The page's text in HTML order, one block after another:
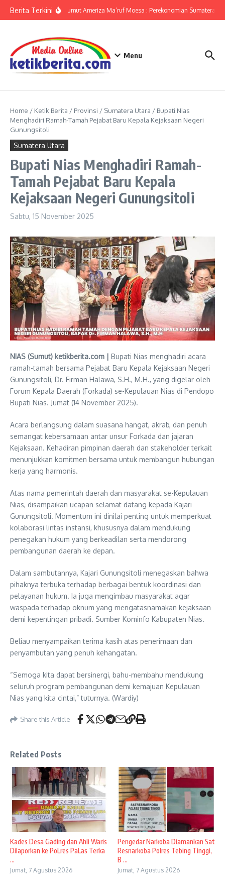
Berita TerkiniKPwBI Sumut Ameriza Ma’ruf Moesa : Perekonomian Sumatera
Menu
Home / Ketik Berita / Provinsi / Sumatera Utara / Bupati Nias
Menghadiri Ramah-Tamah Pejabat Baru Kepala Kejaksaan Negeri
Gunungsitoli
Sumatera Utara
Bupati Nias Menghadiri Ramah-
Tamah Pejabat Baru Kepala
Kejaksaan Negeri Gunungsitoli
Sabtu, 15 November 2025
NIAS (Sumut) ketikberita.com | Bupati Nias menghadiri acara
ramah-tamah bersama Pejabat Baru Kepala Kejaksaan Negeri
Gunungsitoli, Dr. Firman Halawa, S.H., M.H., yang digelar oleh
Forum Kepala Daerah (Forkada) se-Kepulauan Nias di Pendopo
Bupati Nias. Jumat (14 November 2025).
Acara berlangsung dalam suasana hangat, akrab, dan penuh
semangat kebersamaan antar unsur Forkada dan jajaran
Kejaksaan. Kehadiran pimpinan daerah dan stakeholder terkait
menunjukkan komitmen bersama untuk membangun hubungan
kerja yang harmonis.
Atas nama pemerintah daerah dan masyarakat se-Kepulauan
Nias, disampaikan ucapan selamat datang kepada Kajari
Gunungsitoli. Momentum ini dinilai penting untuk memperkuat
kolaborasi lintas instansi, khususnya dalam mendukung
penegakan hukum yang berkeadilan serta mendorong
pembangunan daerah ke depan.
Dalam sambutannya, Kajari Gunungsitoli menegaskan bahwa
pihaknya terbuka terhadap berbagai bentuk koordinasi dan
pelayanan hukum. Ia juga mengimbau masyarakat agar
waspada terhadap oknum yang mengatasnamakan kejaksaan
demi kepentingan pribadi. Sumber Kominfo Kabupaten Nias.
Beliau menyampaikan terima kasih atas penerimaan dan
penyambutan yang penuh kehangatan.
“Semoga kita dapat bersinergi, bahu-membahu mendukung
seluruh program pembangunan demi kemajuan Kepulauan
Nias yang kita cintai,” tuturnya. (Wardiy)
Share this Article
Related Posts
Kades Desa Gading dan Ahli Waris
Dilaporkan ke PoLres PaLas Terka
...
Jumat, 7 Agustus 2026
Pengedar Narkoba Diamankan Sat
Resnarkoba Polres Tebing Tinggi,
B ...
Jumat, 7 Agustus 2026